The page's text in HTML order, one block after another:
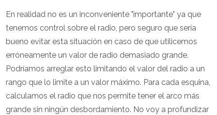
En realidad no es un inconveniente "importante" ya que
tenemos control sobre el radio, pero seguro que sería
bueno evitar esta situación en caso de que utilicemos
erróneamente un valor de radio demasiado grande.
Podríamos arreglar esto limitando el valor del radio a un
rango que lo limite a un valor máximo. Para cada esquina,
calculamos el radio que nos permite tener el arco más
grande sin ningún desbordamiento. No voy a profundizar